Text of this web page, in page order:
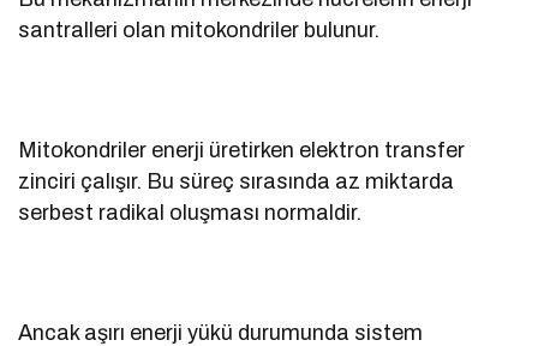
santralleri olan mitokondriler bulunur.
Mitokondriler enerji üretirken elektron transfer
zinciri çalışır. Bu süreç sırasında az miktarda
serbest radikal oluşması normaldir.
Ancak aşırı enerji yükü durumunda sistem